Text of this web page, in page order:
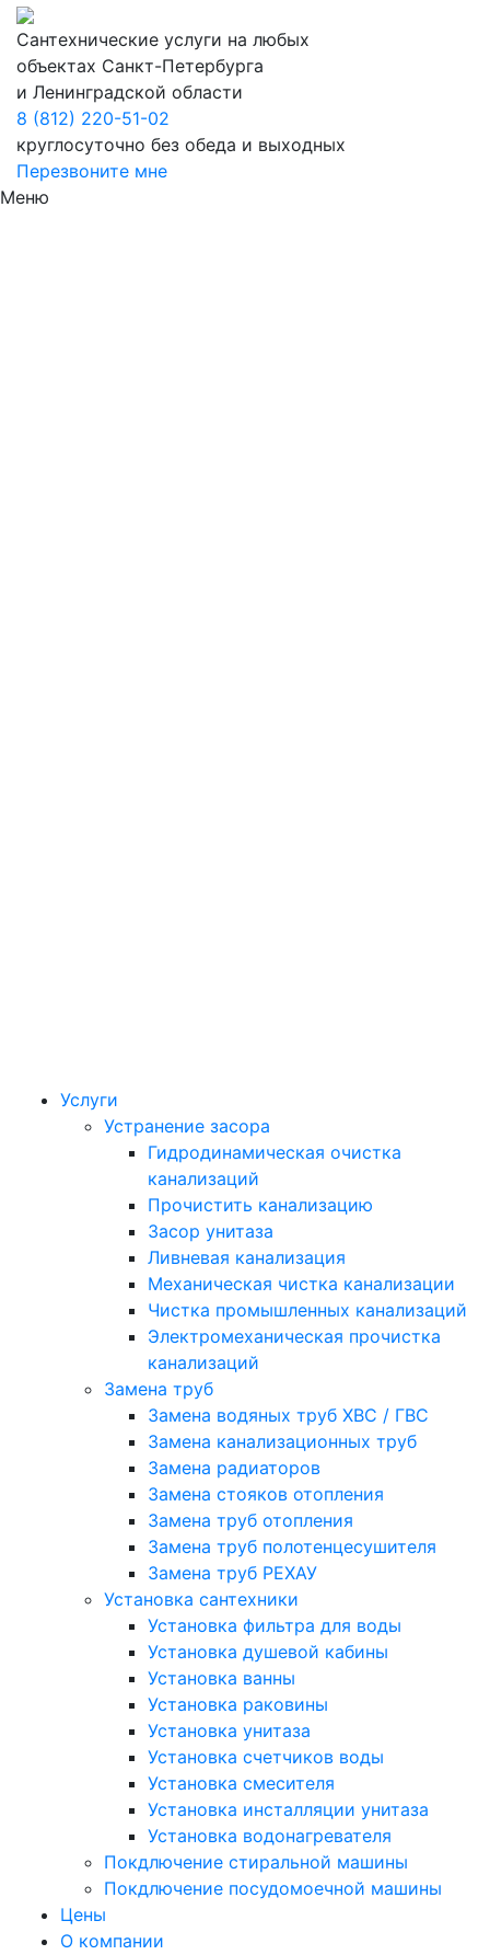
Сантехнические услуги на любых
объектах Санкт-Петербурга
и Ленинградской области
8 (812) 220-51-02
круглосуточно без обеда и выходных
Перезвоните мне
Меню
Услуги
Устранение засора
Гидродинамическая очистка
канализаций
Прочистить канализацию
Засор унитаза
Ливневая канализация
Механическая чистка канализации
Чистка промышленных канализаций
Электромеханическая прочистка
канализаций
Замена труб
Замена водяных труб ХВС / ГВС
Замена канализационных труб
Замена радиаторов
Замена стояков отопления
Замена труб отопления
Замена труб полотенцесушителя
Замена труб РЕХАУ
Установка сантехники
Установка фильтра для воды
Установка душевой кабины
Установка ванны
Установка раковины
Установка унитаза
Установка счетчиков воды
Установка смесителя
Установка инсталляции унитаза
Установка водонагревателя
Покдлючение стиральной машины
Покдлючение посудомоечной машины
Цены
О компании